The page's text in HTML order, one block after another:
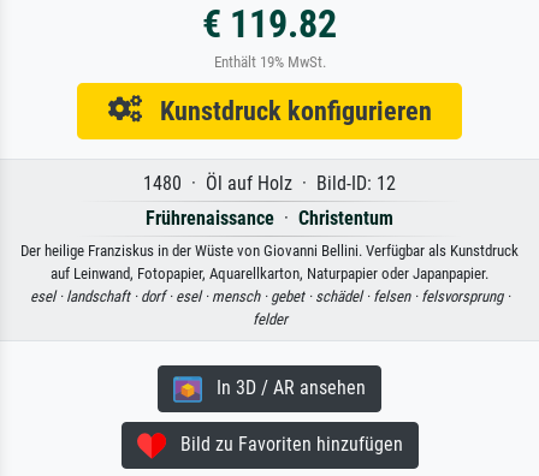
€ 119.82
Enthält 19% MwSt.
Kunstdruck konfigurieren
1480 · Öl auf Holz · Bild-ID: 12
Frührenaissance · Christentum
Der heilige Franziskus in der Wüste von Giovanni Bellini. Verfügbar als Kunstdruck
auf Leinwand, Fotopapier, Aquarellkarton, Naturpapier oder Japanpapier.
esel · landschaft · dorf · esel · mensch · gebet · schädel · felsen · felsvorsprung ·
felder
In 3D / AR ansehen
Bild zu Favoriten hinzufügen